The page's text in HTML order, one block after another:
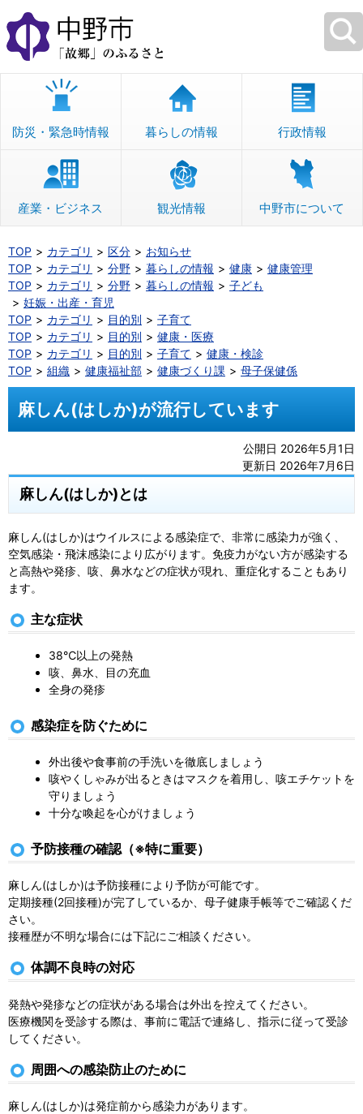
本
文
へ
移
防災・緊急時情報 暮らしの情報 行政情報
産業・ビジネス 観光情報 中野市について
TOP カテゴリ 区分
お知らせ
TOP
カテゴリ 分野 暮らしの情報 健康
健康管理
TOP
カテゴリ 分野 暮らしの情報
子ども
妊娠・出産・育児
TOP
カテゴリ 目的別
子育て
TOP
カテゴリ 目的別
健康・医療
TOP
カテゴリ 目的別 子育て
健康・検診
TOP
組織 健康福祉部 健康づくり課 母子保健係
麻しん(はしか)が流行しています
公開日 2026年5月1日
更新日 2026年7月6日
麻しん(はしか)とは
麻しん(はしか)はウイルスによる感染症で、非常に感染力が強く、
空気感染・飛沫感染により広がります。免疫力がない方が感染する
と高熱や発疹、咳、鼻水などの症状が現れ、重症化することもあり
ます。
主な症状
38℃以上の発熱
咳、鼻水、目の充血
全身の発疹
感染症を防ぐために
外出後や食事前の手洗いを徹底しましょう
咳やくしゃみが出るときはマスクを着用し、咳エチケットを
守りましょう
十分な喚起を心がけましょう
予防接種の確認（※特に重要）
麻しん(はしか)は予防接種により予防が可能です。
定期接種(2回接種)が完了しているか、母子健康手帳等でご確認くだ
さい。
接種歴が不明な場合には下記にご相談ください。
体調不良時の対応
発熱や発疹などの症状がある場合は外出を控えてください。
医療機関を受診する際は、事前に電話で連絡し、指示に従って受診
してください。
周囲への感染防止のために
麻しん(はしか)は発症前から感染力があります。